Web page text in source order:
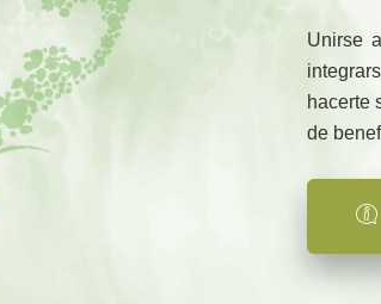
Unirse
hacerte
de